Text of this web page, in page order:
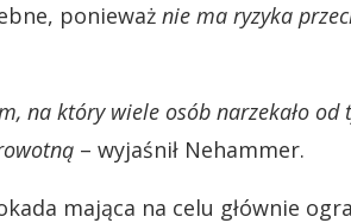
ponieważ nie ma ryzyka
na który wiele osób narzekało od
– wyjaśnił Nehammer.
mająca na celu głównie